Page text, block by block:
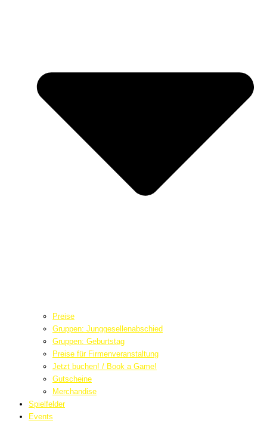
Preise
Gruppen: Junggesellenabschied
Gruppen: Geburtstag
Preise für Firmenveranstaltung
Jetzt buchen! / Book a Game!
Gutscheine
Merchandise
Spielfelder
Events